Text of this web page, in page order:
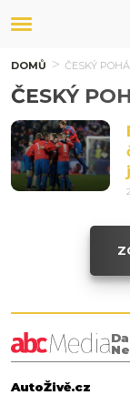
DOMŮ ČESKÝ
ČESKÝ
AutoŽivě.cz